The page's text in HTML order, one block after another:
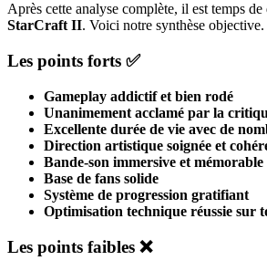
Après cette analyse complète, il est temps de
StarCraft II. Voici notre synthèse objective.
Les points forts ✅
Gameplay addictif et bien rodé
Unanimement acclamé par la
Excellente durée de vie avec de
Direction artistique soignée et
Bande-son immersive et mémorable
Base de fans solide
Système de progression gratifiant
Optimisation technique réussie sur
Les points faibles ❌